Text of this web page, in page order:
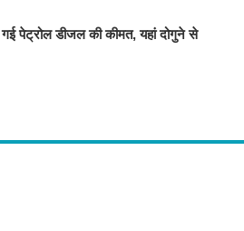
पेट्रोल डीजल की कीमत, यहां दोगुने से